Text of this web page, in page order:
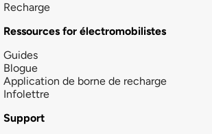
Recharge
Ressources for électromobilistes
Guides
Blogue
Application de borne de recharge
Infolettre
Support